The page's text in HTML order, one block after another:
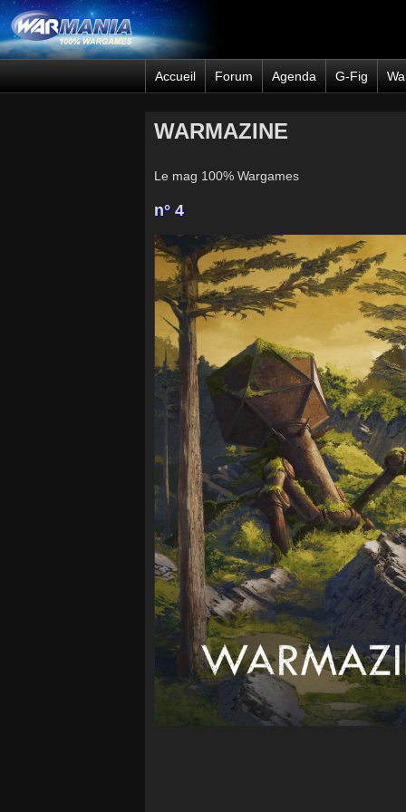
Accueil Forum Agenda G-Fig
WARMAZINE
Le mag 100% Wargames
n° 4